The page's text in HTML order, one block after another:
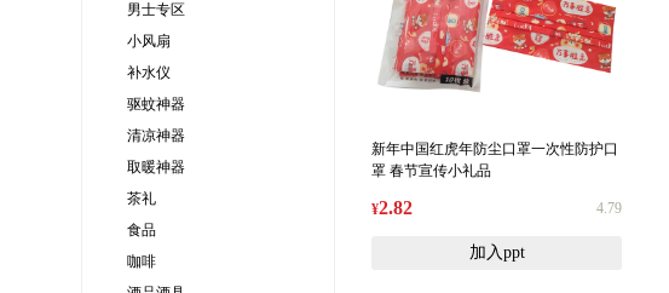
男士专区
小风扇
补水仪
驱蚊神器
清凉神器
取暖神器
茶礼
食品
咖啡
新年中国红虎年防尘口罩一次性防护口
罩 春节宣传小礼品
¥2.82 4.79
加入ppt